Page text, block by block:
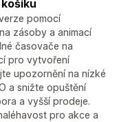
pomocí
zásoby a animací
časovače na
pro vytvoření
upozornění na nízké
a snižte opuštění
a vyšší prodeje.
pro akce a